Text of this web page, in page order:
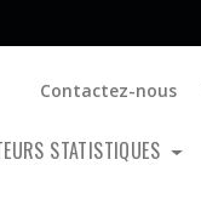
Contactez-nous
STATISTIQUES